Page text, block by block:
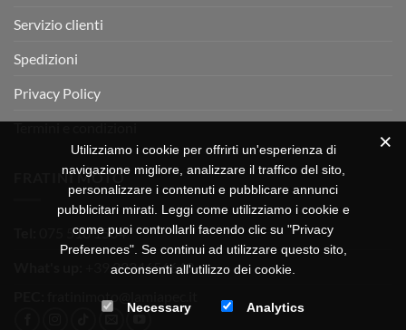
Servizio clienti
Spedizioni
Privacy Policy
Termini e condizioni
FRATINI MOTO
075 518 1504
+39 3334656649
Utilizziamo i cookie per offrirti un'esperienza di
navigazione migliore, analizzare il traffico del sito,
personalizzare i contenuti e pubblicare annunci
pubblicitari mirati. Leggi come utilizziamo i cookie e
come puoi controllarli facendo clic su "Privacy
Preferences". Se continui ad utilizzare questo sito,
acconsenti all'utilizzo dei cookie.
Necessary Analytics